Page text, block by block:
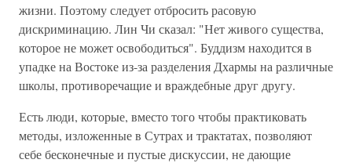
жизни. Поэтому следует отбросить расовую
дискриминацию. Лин Чи сказал: "Нет живого существа,
которое не может освободиться". Буддизм находится в
упадке на Востоке из-за разделения Дхармы на различные
школы, противоречащие и враждебные друг другу.
Есть люди, которые, вместо того чтобы практиковать
методы, изложенные в Сутрах и трактатах, позволяют
себе бесконечные и пустые дискуссии, не дающие